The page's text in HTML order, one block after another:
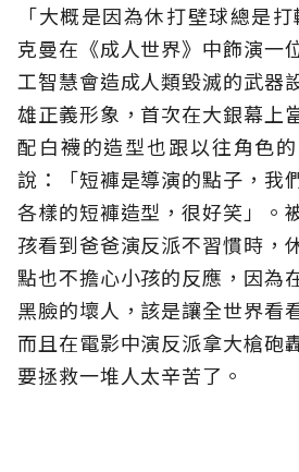
「大概是因為休打壁球總是
克曼在《成人世界》中飾演一
工智慧會造成人類毀滅的武器
雄正義形象，首次在大銀幕上
配白襪的造型也跟以往角色
說：「短褲是導演的點子，我
各樣的短褲造型，很好笑」。
孩看到爸爸演反派不習慣時，
點也不擔心小孩的反應，因為
黑臉的壞人，該是讓全世界看
而且在電影中演反派拿大槍砲
要拯救一堆人太辛苦了。